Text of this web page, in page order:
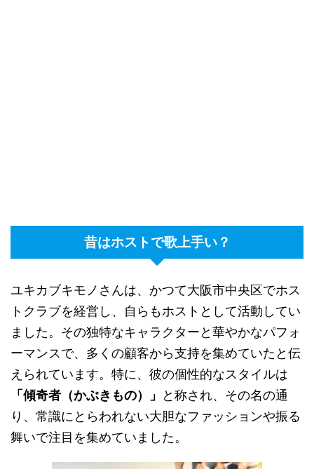
昔はホストで歌上手い？
ユキカブキモノさんは、かつて大阪市中央区でホス
トクラブを経営し、自らもホストとして活動してい
ました。その独特なキャラクターと華やかなパフォ
ーマンスで、多くの顧客から支持を集めていたと伝
えられています。特に、彼の個性的なスタイルは
「傾奇者（かぶきもの）」
と称され、その名の通
り、常識にとらわれない大胆なファッションや振る
舞いで注目を集めていました。